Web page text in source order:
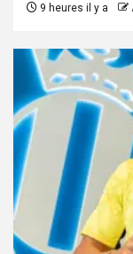
9 heures il y a